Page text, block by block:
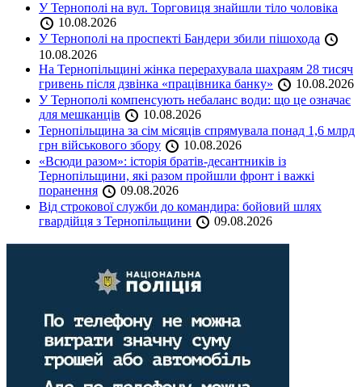
У Тернополі на вул. Торговиця знайшли тіло чоловіка
10.08.2026
У Тернополі на проспекті Бандери збили пішохода
10.08.2026
На Тернопільщині жінка перерахувала шахраям 28 тисяч
гривень після дзвінка «працівника банку»
10.08.2026
У Тернополі компенсують небаланс води: що це означає
для мешканців
10.08.2026
Тернопільщина за сім місяців спрямувала понад 1,6 млрд
грн військового збору
10.08.2026
«Всюди разом»: історія братів-десантників із
Тернопільщини, які разом пройшли фронт і важкі
поранення
09.08.2026
Від строкової служби до командира: бойовий шлях
гвардійця з Тернопільщини
09.08.2026